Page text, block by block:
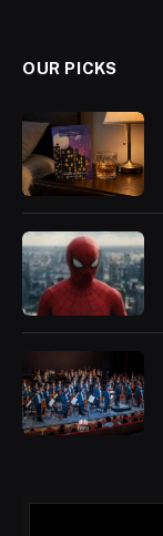
OUR PICKS